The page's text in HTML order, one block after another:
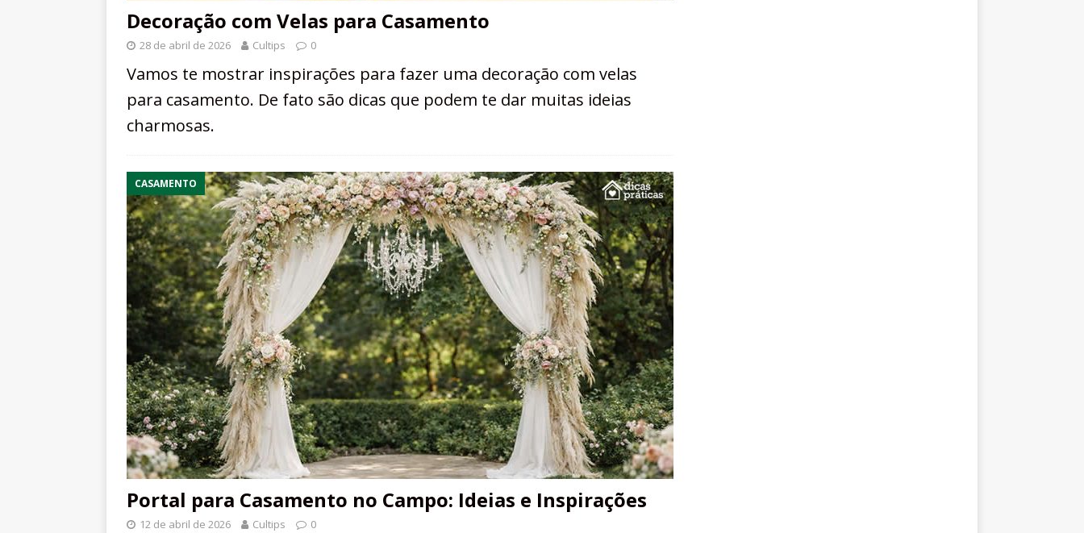
Decoração com Velas para Casamento
28 de abril de 2026 Cultips 0
Vamos te mostrar inspirações para fazer uma decoração com velas
para casamento. De fato são dicas que podem te dar muitas ideias
charmosas.
CASAMENTO
Portal para Casamento no Campo: Ideias e Inspirações
12 de abril de 2026 Cultips 0